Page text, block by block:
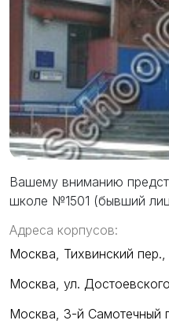
Вашему вниманию
школе №1501 (бывший
Адреса корпусов:
Москва, Тихвинский
Москва, ул.
Москва, 3-й Самотечный